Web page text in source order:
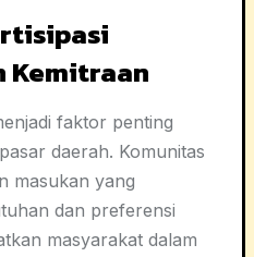
Kemitraan
faktor penting
daerah. Komunitas
masukan yang
dan preferensi
masyarakat dalam